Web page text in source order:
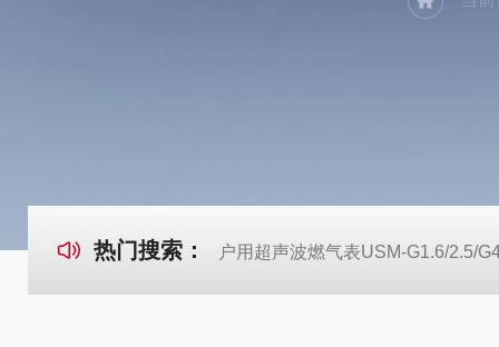
热门搜索： 户用超声波燃气表USM-G1.6/2.5/